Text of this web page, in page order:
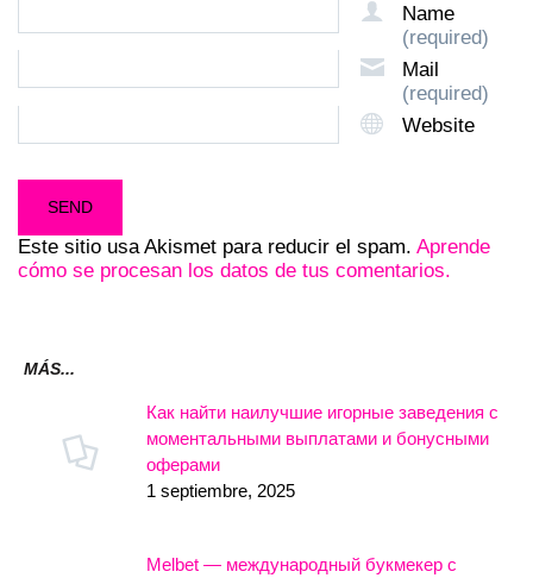
Name
(required)
Mail
(required)
Website
Este sitio usa Akismet para reducir el spam. Aprende
cómo se procesan los datos de tus comentarios.
MÁS...
Как найти наилучшие игорные заведения с
моментальными выплатами и бонусными
оферами
1 septiembre, 2025
Melbet — международный букмекер с